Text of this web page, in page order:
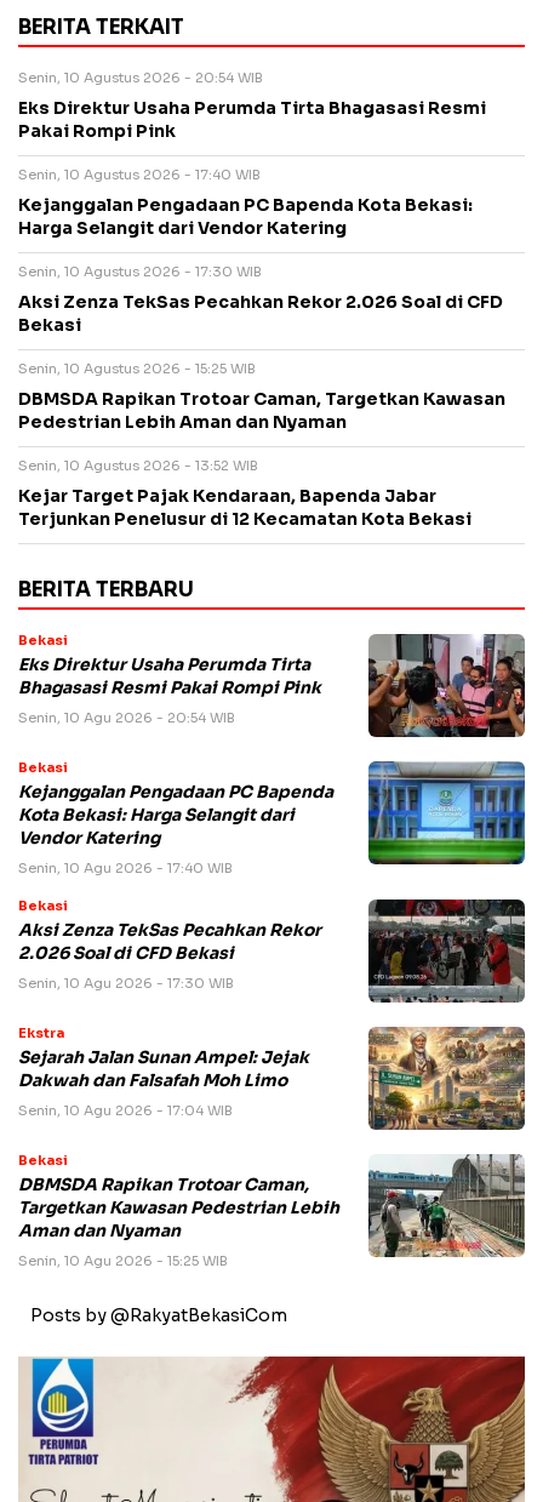
BERITA TERKAIT
Senin, 10 Agustus 2026 - 20:54 WIB
Eks Direktur Usaha Perumda Tirta Bhagasasi Resmi
Pakai Rompi Pink
Senin, 10 Agustus 2026 - 17:40 WIB
Kejanggalan Pengadaan PC Bapenda Kota Bekasi:
Harga Selangit dari Vendor Katering
Senin, 10 Agustus 2026 - 17:30 WIB
Aksi Zenza TekSas Pecahkan Rekor 2.026 Soal di CFD
Bekasi
Senin, 10 Agustus 2026 - 15:25 WIB
DBMSDA Rapikan Trotoar Caman, Targetkan Kawasan
Pedestrian Lebih Aman dan Nyaman
Senin, 10 Agustus 2026 - 13:52 WIB
Kejar Target Pajak Kendaraan, Bapenda Jabar
Terjunkan Penelusur di 12 Kecamatan Kota Bekasi
BERITA TERBARU
Bekasi
Eks Direktur Usaha Perumda Tirta
Bhagasasi Resmi Pakai Rompi Pink
Senin, 10 Agu 2026 - 20:54 WIB
Bekasi
Kejanggalan Pengadaan PC Bapenda
Kota Bekasi: Harga Selangit dari
Vendor Katering
Senin, 10 Agu 2026 - 17:40 WIB
Bekasi
Aksi Zenza TekSas Pecahkan Rekor
2.026 Soal di CFD Bekasi
Senin, 10 Agu 2026 - 17:30 WIB
Ekstra
Sejarah Jalan Sunan Ampel: Jejak
Dakwah dan Falsafah Moh Limo
Senin, 10 Agu 2026 - 17:04 WIB
Bekasi
DBMSDA Rapikan Trotoar Caman,
Targetkan Kawasan Pedestrian Lebih
Aman dan Nyaman
Senin, 10 Agu 2026 - 15:25 WIB
Posts by @RakyatBekasiCom